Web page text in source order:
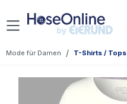
Zum Hauptinhalt springen
Mode für Damen / T-Shirts / Tops
Bildergalerie überspringen